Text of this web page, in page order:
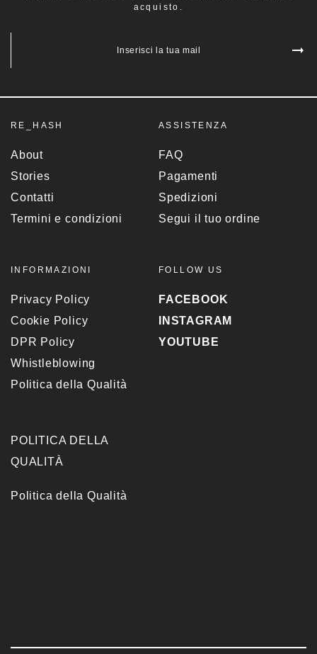
acquisto.
Inserisci la tua mail
RE_HASH
About
Stories
Contatti
Termini e condizioni
ASSISTENZA
FAQ
Pagamenti
Spedizioni
Segui il tuo ordine
INFORMAZIONI
Privacy Policy
Cookie Policy
DPR Policy
Whistleblowing
Politica della Qualità
FOLLOW US
FACEBOOK
INSTAGRAM
YOUTUBE
POLITICA DELLA
QUALITÀ
Politica della Qualità